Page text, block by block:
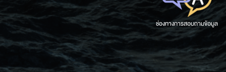
ช่องทางการสอบถามข้อมูล